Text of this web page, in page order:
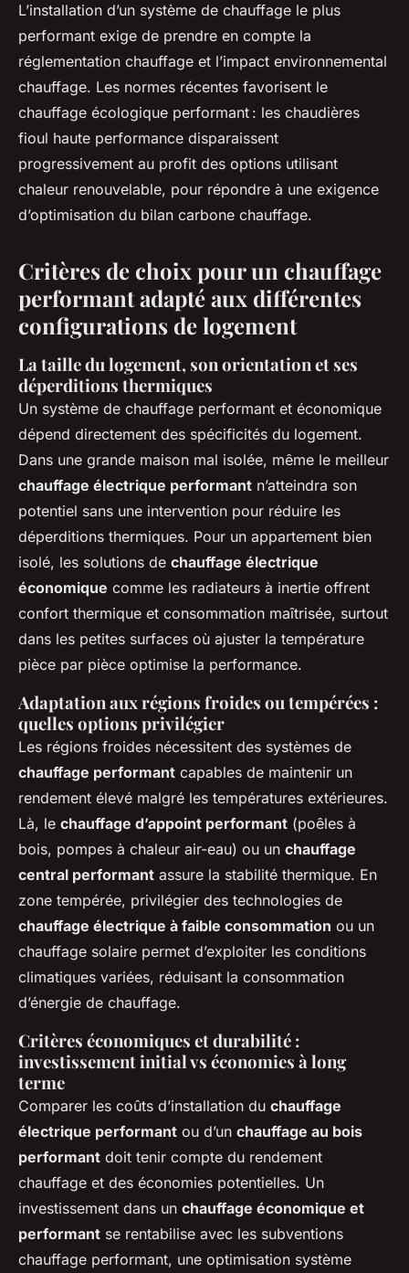
L’installation d’un système de chauffage le plus
performant exige de prendre en compte la
réglementation chauffage et l’impact environnemental
chauffage. Les normes récentes favorisent le
chauffage écologique performant : les chaudières
fioul haute performance disparaissent
progressivement au profit des options utilisant
chaleur renouvelable, pour répondre à une exigence
d’optimisation du bilan carbone chauffage.
Critères de choix pour un chauffage
performant adapté aux différentes
configurations de logement
La taille du logement, son orientation et ses
déperditions thermiques
Un système de chauffage performant et économique
dépend directement des spécificités du logement.
Dans une grande maison mal isolée, même le meilleur
chauffage électrique performant n’atteindra son
potentiel sans une intervention pour réduire les
déperditions thermiques. Pour un appartement bien
isolé, les solutions de chauffage électrique
économique comme les radiateurs à inertie offrent
confort thermique et consommation maîtrisée, surtout
dans les petites surfaces où ajuster la température
pièce par pièce optimise la performance.
Adaptation aux régions froides ou tempérées :
quelles options privilégier
Les régions froides nécessitent des systèmes de
chauffage performant capables de maintenir un
rendement élevé malgré les températures extérieures.
Là, le chauffage d’appoint performant (poêles à
bois, pompes à chaleur air-eau) ou un chauffage
central performant assure la stabilité thermique. En
zone tempérée, privilégier des technologies de
chauffage électrique à faible consommation ou un
chauffage solaire permet d’exploiter les conditions
climatiques variées, réduisant la consommation
d’énergie de chauffage.
Critères économiques et durabilité :
investissement initial vs économies à long
terme
Comparer les coûts d’installation du chauffage
électrique performant ou d’un chauffage au bois
performant doit tenir compte du rendement
chauffage et des économies potentielles. Un
investissement dans un chauffage économique et
performant se rentabilise avec les subventions
chauffage performant, une optimisation système